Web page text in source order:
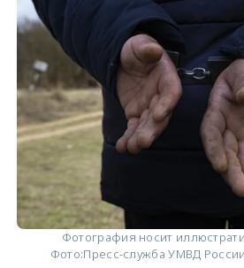
Фотография носит
Фото:Пресс-служба УМВД